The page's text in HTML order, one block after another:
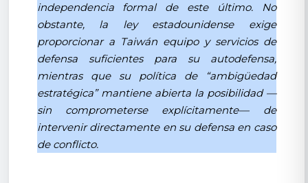
independencia formal de este último. No
obstante, la ley estadounidense exige
proporcionar a Taiwán equipo y servicios de
defensa suficientes para su autodefensa,
mientras que su política de “ambigüedad
estratégica” mantiene abierta la posibilidad —
sin comprometerse explícitamente— de
intervenir directamente en su defensa en caso
de conflicto.